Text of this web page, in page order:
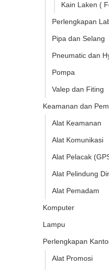
Kain Laken (
Perlengkapan
Pipa dan Selang
Pneumatic dan
Pompa
Valep dan Fiting
Keamanan dan
Alat Keamanan
Alat Komunikasi
Alat Pelacak
Alat Pelindung
Alat Pemadam
Komputer
Lampu
Perlengkapan
Alat Promosi